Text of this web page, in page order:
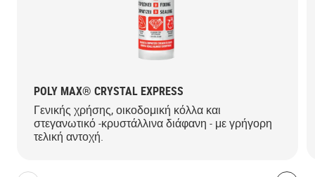
POLY MAX® CRYSTAL EXPRESS
Γενικής χρήσης, οικοδομική κόλλα και
στεγανωτικό -κρυστάλλινα διάφανη - με γρήγορη
τελική αντοχή.